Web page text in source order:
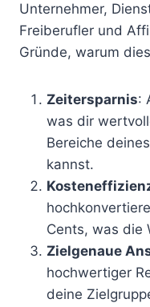
Unternehmer,
Freiberufler und
Gründe, warum
Zeitersparnis:
was dir
Bereiche
kannst.
Cents, was die
Zielgenaue
hochwertiger
deine